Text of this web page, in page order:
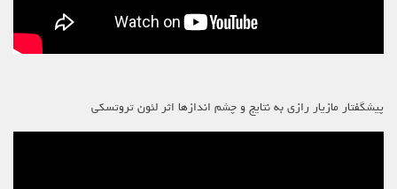
پیشگفتار مازیار رازی به نتایج و چشم اندازها اثر لئون تروتسکی